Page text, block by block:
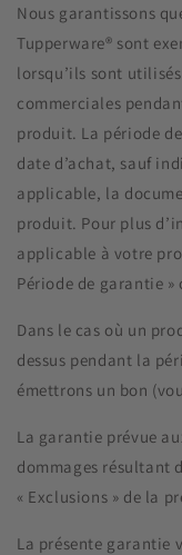
Nous garantissons
Tupperware® sont
lorsqu’ils sont
commerciales
produit. La période
date d’achat, sauf
applicable, la
produit. Pour plus
applicable à votre
Période de garantie »
Dans le cas où un
dessus pendant la
émettrons un bon
La garantie prévue
dommages résultant
« Exclusions » de la
La présente garantie